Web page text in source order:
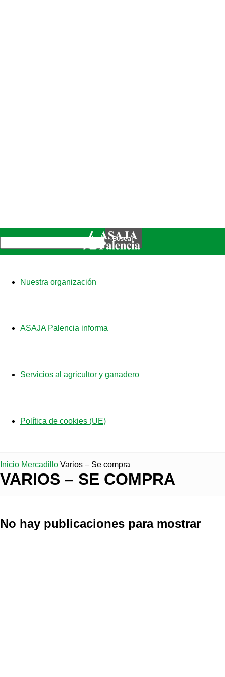
Nuestra organización
ASAJA Palencia informa
Servicios al agricultor y ganadero
Política de cookies (UE)
Inicio Mercadillo Varios – Se compra
VARIOS – SE COMPRA
No hay publicaciones para mostrar